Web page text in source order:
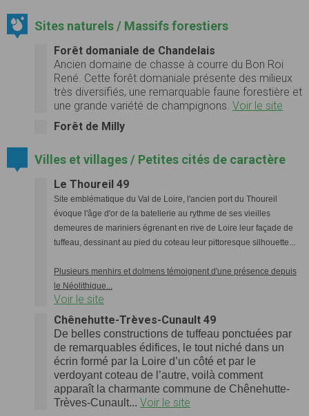
Sites naturels / Massifs forestiers
Forêt domaniale de Chandelais
Ancien domaine de chasse à courre du Bon Roi
René. Cette forêt domaniale présente des milieux
très diversifiés, une remarquable faune forestière et
une grande variété de champignons. Voir le site
Forêt de Milly
Villes et villages / Petites cités de caractère
Le Thoureil 49
Site emblématique du Val de Loire, l'ancien port du Thoureil
évoque l'âge d'or de la batellerie au rythme de ses vieilles
demeures de mariniers égrenant en rive de Loire leur façade de
tuffeau, dessinant au pied du coteau leur pittoresque silhouette...
Plusieurs menhirs et dolmens témoignent d'une présence depuis
le Néolithique...
Voir le site
Chênehutte-Trèves-Cunault 49
De belles constructions de tuffeau ponctuées par
de remarquables édifices, le tout niché dans un
écrin formé par la Loire d’un côté et par le
verdoyant coteau de l’autre, voilà comment
apparaît la charmante commune de Chênehutte-
Trèves-Cunault... Voir le site